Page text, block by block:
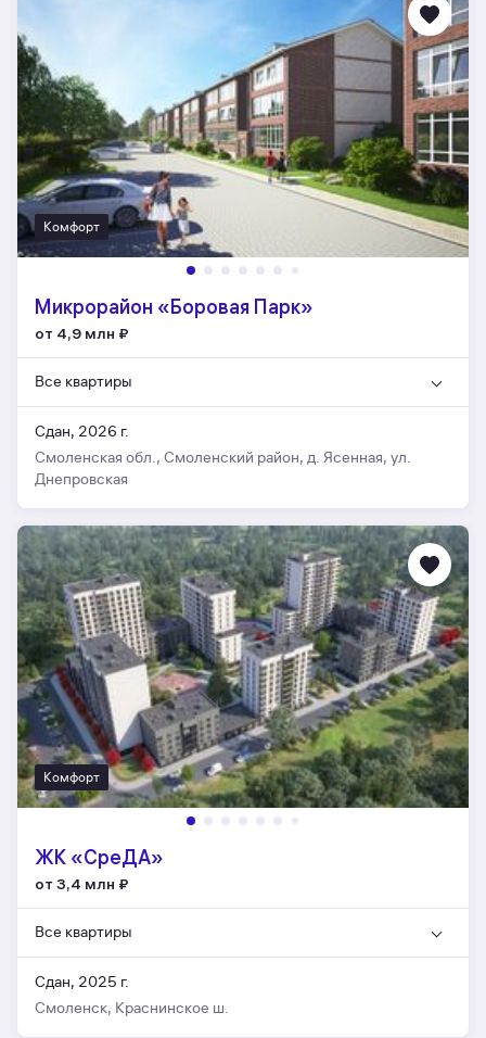
Комфорт
Микрорайон «Боровая Парк»
от 4,9 млн ₽
Все квартиры
Сдан, 2026 г.
Смоленская обл., Смоленский район, д. Ясенная, ул.
Днепровская
Комфорт
ЖК «СреДА»
от 3,4 млн ₽
Все квартиры
Сдан, 2025 г.
Смоленск, Краснинское ш.